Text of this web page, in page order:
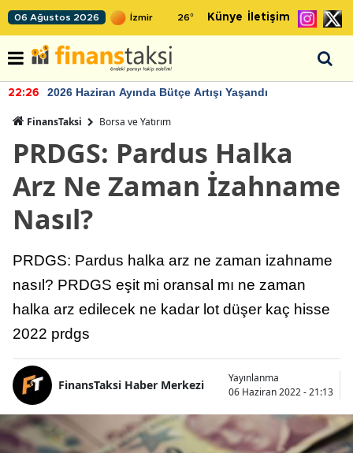
06 Ağustos 2026 26° Künye İletişim
22:26 2026 Haziran Ayında Bütçe Artışı Yaşandı
FinansTaksi Borsa ve Yatırım
PRDGS: Pardus Halka
Arz Ne Zaman İzahname
Nasıl?
PRDGS: Pardus halka arz ne zaman izahname
nasıl? PRDGS eşit mi oransal mı ne zaman
halka arz edilecek ne kadar lot düşer kaç hisse
2022 prdgs
FinansTaksi Haber Merkezi
Yayınlanma
06 Haziran 2022 - 21:13